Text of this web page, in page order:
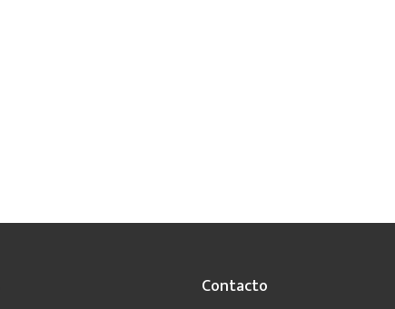
Contacto